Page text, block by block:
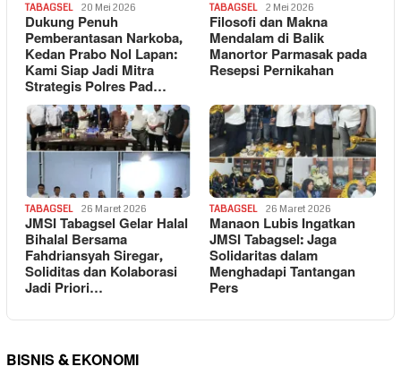
TABAGSEL 20 Mei 2026
Dukung Penuh
Pemberantasan Narkoba,
Kedan Prabo Nol Lapan:
Kami Siap Jadi Mitra
Strategis Polres Pad…
TABAGSEL 2 Mei 2026
Filosofi dan Makna
Mendalam di Balik
Manortor Parmasak pada
Resepsi Pernikahan
TABAGSEL 26 Maret 2026
JMSI Tabagsel Gelar Halal
Bihalal Bersama
Fahdriansyah Siregar,
Soliditas dan Kolaborasi
Jadi Priori…
TABAGSEL 26 Maret 2026
Manaon Lubis Ingatkan
JMSI Tabagsel: Jaga
Solidaritas dalam
Menghadapi Tantangan
Pers
BISNIS & EKONOMI